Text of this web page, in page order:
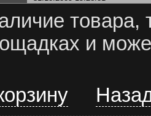
товара,
и